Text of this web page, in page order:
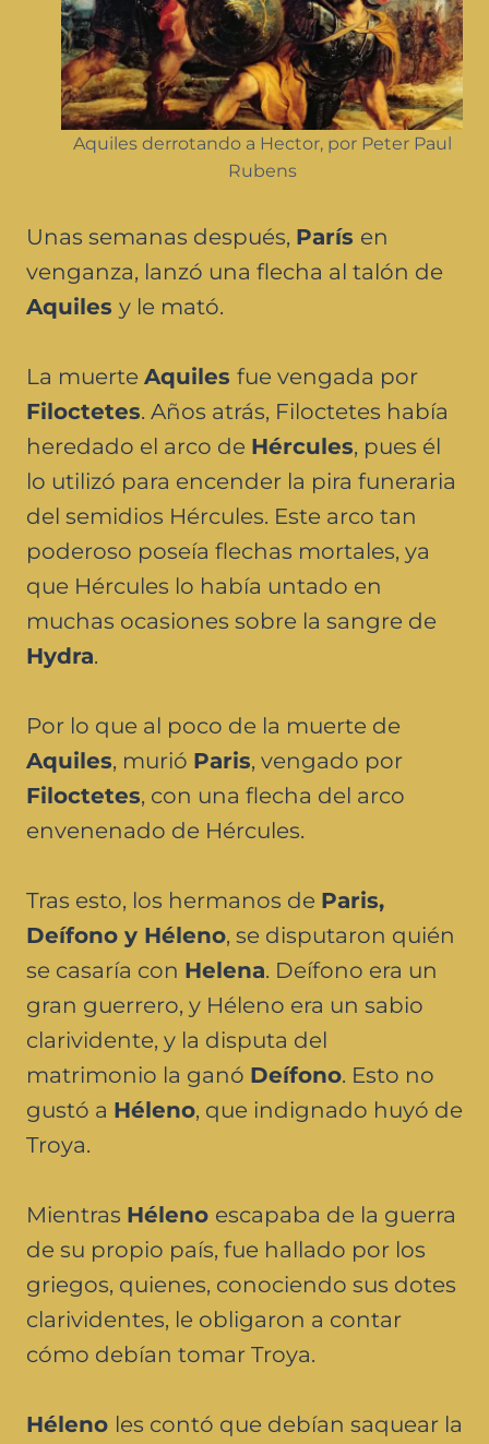
Aquiles derrotando a Hector, por Peter Paul
Rubens
Unas semanas después, París en
venganza, lanzó una flecha al talón de
Aquiles y le mató.
La muerte Aquiles fue vengada por
Filoctetes. Años atrás, Filoctetes había
heredado el arco de Hércules, pues él
lo utilizó para encender la pira funeraria
del semidios Hércules. Este arco tan
poderoso poseía flechas mortales, ya
que Hércules lo había untado en
muchas ocasiones sobre la sangre de
Hydra.
Por lo que al poco de la muerte de
Aquiles, murió Paris, vengado por
Filoctetes, con una flecha del arco
envenenado de Hércules.
Tras esto, los hermanos de Paris,
Deífono y Héleno, se disputaron quién
se casaría con Helena. Deífono era un
gran guerrero, y Héleno era un sabio
clarividente, y la disputa del
matrimonio la ganó Deífono. Esto no
gustó a Héleno, que indignado huyó de
Troya.
Mientras Héleno escapaba de la guerra
de su propio país, fue hallado por los
griegos, quienes, conociendo sus dotes
clarividentes, le obligaron a contar
cómo debían tomar Troya.
Héleno les contó que debían saquear la